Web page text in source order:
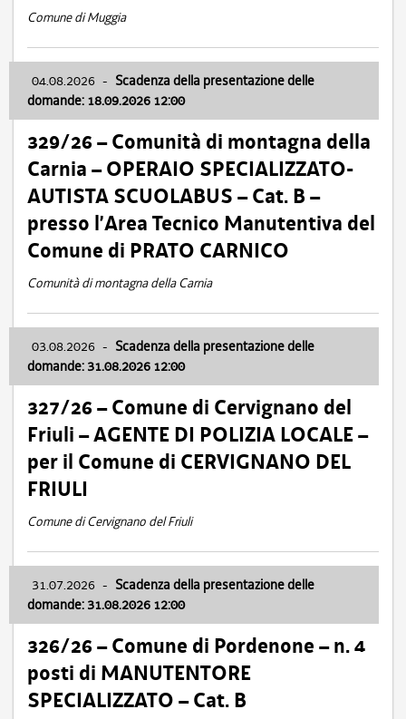
Comune di Muggia
04.08.2026 - Scadenza della presentazione delle
domande: 18.09.2026 12:00
329/26 – Comunità di montagna della
Carnia – OPERAIO SPECIALIZZATO-
AUTISTA SCUOLABUS – Cat. B –
presso l’Area Tecnico Manutentiva del
Comune di PRATO CARNICO
Comunità di montagna della Carnia
03.08.2026 - Scadenza della presentazione delle
domande: 31.08.2026 12:00
327/26 – Comune di Cervignano del
Friuli – AGENTE DI POLIZIA LOCALE –
per il Comune di CERVIGNANO DEL
FRIULI
Comune di Cervignano del Friuli
31.07.2026 - Scadenza della presentazione delle
domande: 31.08.2026 12:00
326/26 – Comune di Pordenone – n. 4
posti di MANUTENTORE
SPECIALIZZATO – Cat. B